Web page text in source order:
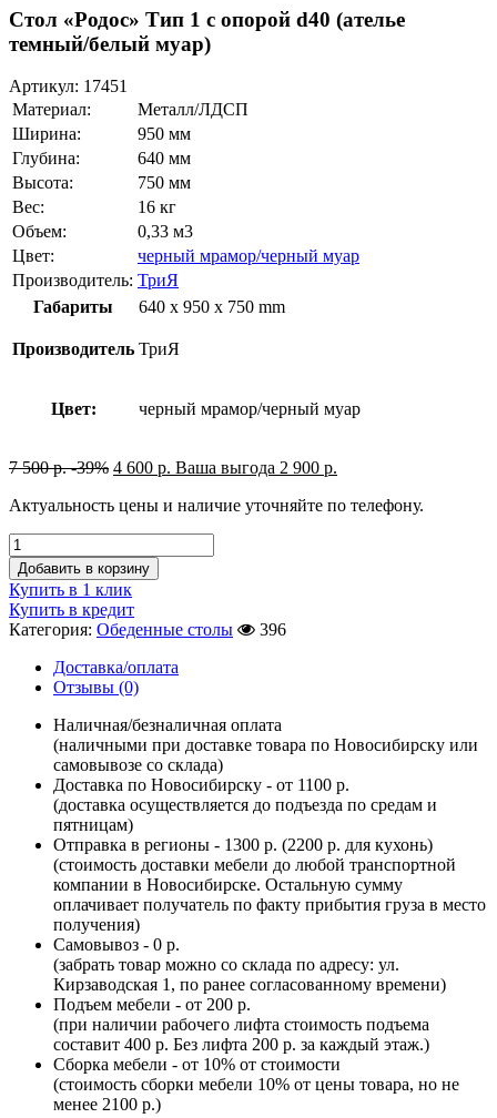
Стол «Родос» Тип 1 с опорой d40 (ателье
темный/белый муар)
Артикул: 17451
Материал:
Металл/ЛДСП
Ширина:
950 мм
Глубина:
640 мм
Высота:
750 мм
Вес:
16 кг
Объем:
0,33 м3
Цвет:
черный мрамор/черный муар
Производитель: ТриЯ
Габариты
640 x 950 x 750 mm
Производитель ТриЯ
Цвет: черный мрамор/черный муар
7 500р. -39% 4 600 р. Ваша выгода 2 900 р.
Актуальность цены и наличие уточняйте по телефону.
Добавить в корзину
Купить в 1 клик
Купить в кредит
Категория: Обеденные столы
396
Доставка/оплата
Отзывы (0)
Наличная/безналичная оплата
(наличными при доставке товара по Новосибирску или
самовывозе со склада)
Доставка по Новосибирску - от 1100 р.
(доставка осуществляется до подъезда по средам и
пятницам)
Отправка в регионы - 1300 р. (2200 р. для кухонь)
(стоимость доставки мебели до любой транспортной
компании в Новосибирске. Остальную сумму
оплачивает получатель по факту прибытия груза в место
получения)
Самовывоз - 0 р.
(забрать товар можно со склада по адресу: ул.
Кирзаводская 1, по ранее согласованному времени)
Подъем мебели - от 200 р.
(при наличии рабочего лифта стоимость подъема
составит 400 р. Без лифта 200 р. за каждый этаж.)
Сборка мебели - от 10% от стоимости
(стоимость сборки мебели 10% от цены товара, но не
менее 2100 р.)